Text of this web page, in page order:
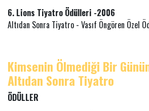
6. Lions Tiyatro Ödülleri -2006
Altıdan Sonra Tiyatro - Vasıf Öngören Özel
Kimsenin Ölmediği Bir
Altıdan Sonra Tiyatro
ÖDÜLLER